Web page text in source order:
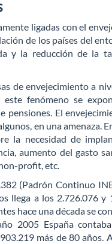
ligadas con el
de los países del
y la reducción de la
de envejecimiento a
este fenómeno se
pensiones. El
en una amenaza.
la necesidad de
aumento del gasto
profit, etc.
(Padrón Continuo
llega a los 2.726.076 y
hace una década se
2005 España
más de 80 años.